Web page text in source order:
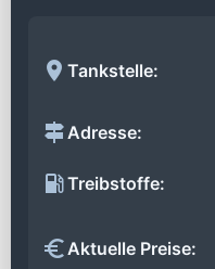
Tankstelle:
Adresse:
Treibstoffe:
Aktuelle Preise: